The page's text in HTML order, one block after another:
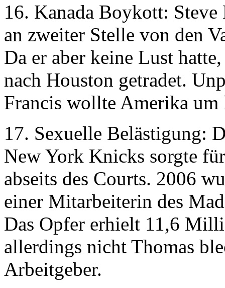
16. Kanada Boykott:
an zweiter Stelle von den
Da er aber keine Lust
nach Houston getradet.
Francis wollte Amerika um
17. Sexuelle Belästigung:
New York Knicks sorgte
abseits des Courts. 2006
einer Mitarbeiterin des
Das Opfer erhielt 11,6
allerdings nicht Thomas
Arbeitgeber.